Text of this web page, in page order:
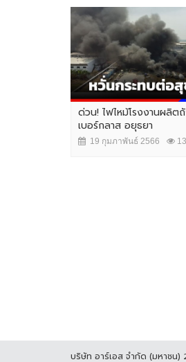
ด่วน! ไฟไหม้โรงงานผลิต
เบอร์กลาส อยุธยา
19 กุมภาพันธ์ 2566
บริษัท อาร์เอส จำกัด (มหาชน)